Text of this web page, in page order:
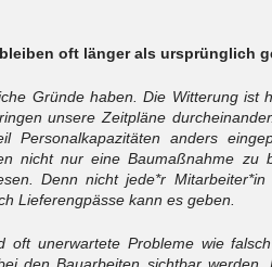
oft länger als ursprünglich
Gründe haben. Die Witterung
unsere Zeitpläne
Personalkapazitäten anders
nicht nur eine Baumaßnahme zu
Denn nicht jede*r
Lieferengpässe kann es geben.
oft unerwartete Probleme wie